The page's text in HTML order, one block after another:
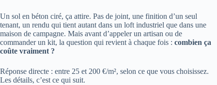
Un sol en béton ciré, ça attire. Pas de joint, une finition d’un seul
tenant, un rendu qui tient autant dans un loft industriel que dans une
maison de campagne. Mais avant d’appeler un artisan ou de
commander un kit, la question qui revient à chaque fois : combien ça
coûte vraiment ?
Réponse directe : entre 25 et 200 €/m², selon ce que vous choisissez.
Les détails, c’est ce qui suit.